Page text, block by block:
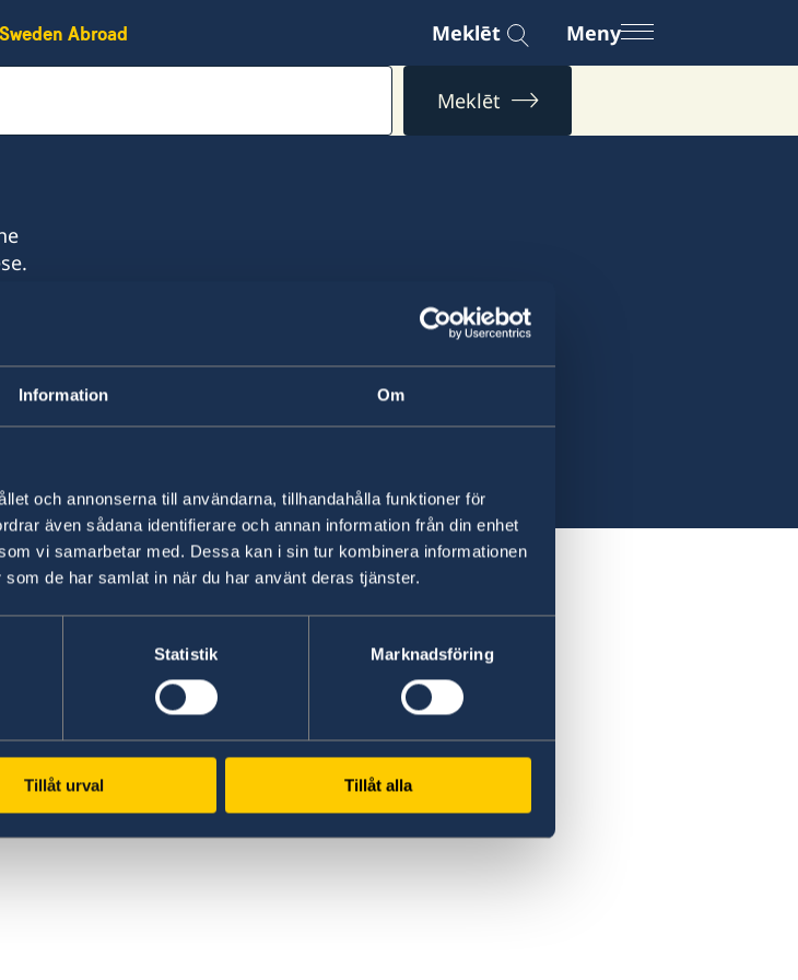
Information Om
och annonserna till användarna, tillhandahålla funktioner för
även sådana identifierare och annan information från din enhet
vi samarbetar med. Dessa kan i sin tur kombinera informationen
de har samlat in när du har använt deras tjänster.
Statistik Marknadsföring
Tillåt urval Tillåt alla
Sweden Abroad Meklēt Meny
Meklēt